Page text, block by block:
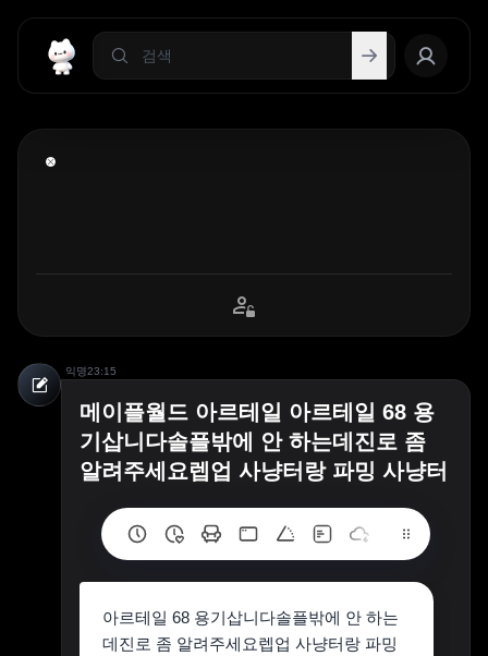
익명23:15
메이플월드 아르테일 아르테일 68 용
기삽니다솔플밖에 안 하는데진로 좀
알려주세요렙업 사냥터랑 파밍 사냥터
아르테일 68 용기삽니다솔플밖에 안 하는
데진로 좀 알려주세요렙업 사냥터랑 파밍